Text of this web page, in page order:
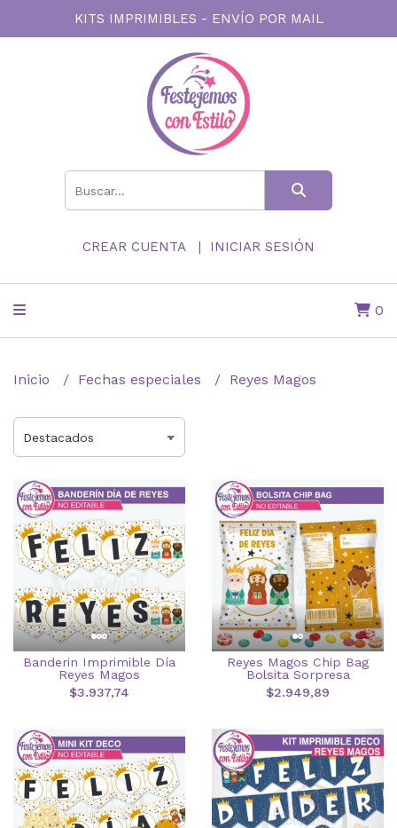
KITS IMPRIMIBLES - ENVÍO POR MAIL
CREAR CUENTA INICIAR SESIÓN
0
Inicio Fechas especiales Reyes Magos
Banderin Imprimible Día
Reyes Magos
$3.937,74
Reyes Magos Chip Bag
Bolsita Sorpresa
$2.949,89